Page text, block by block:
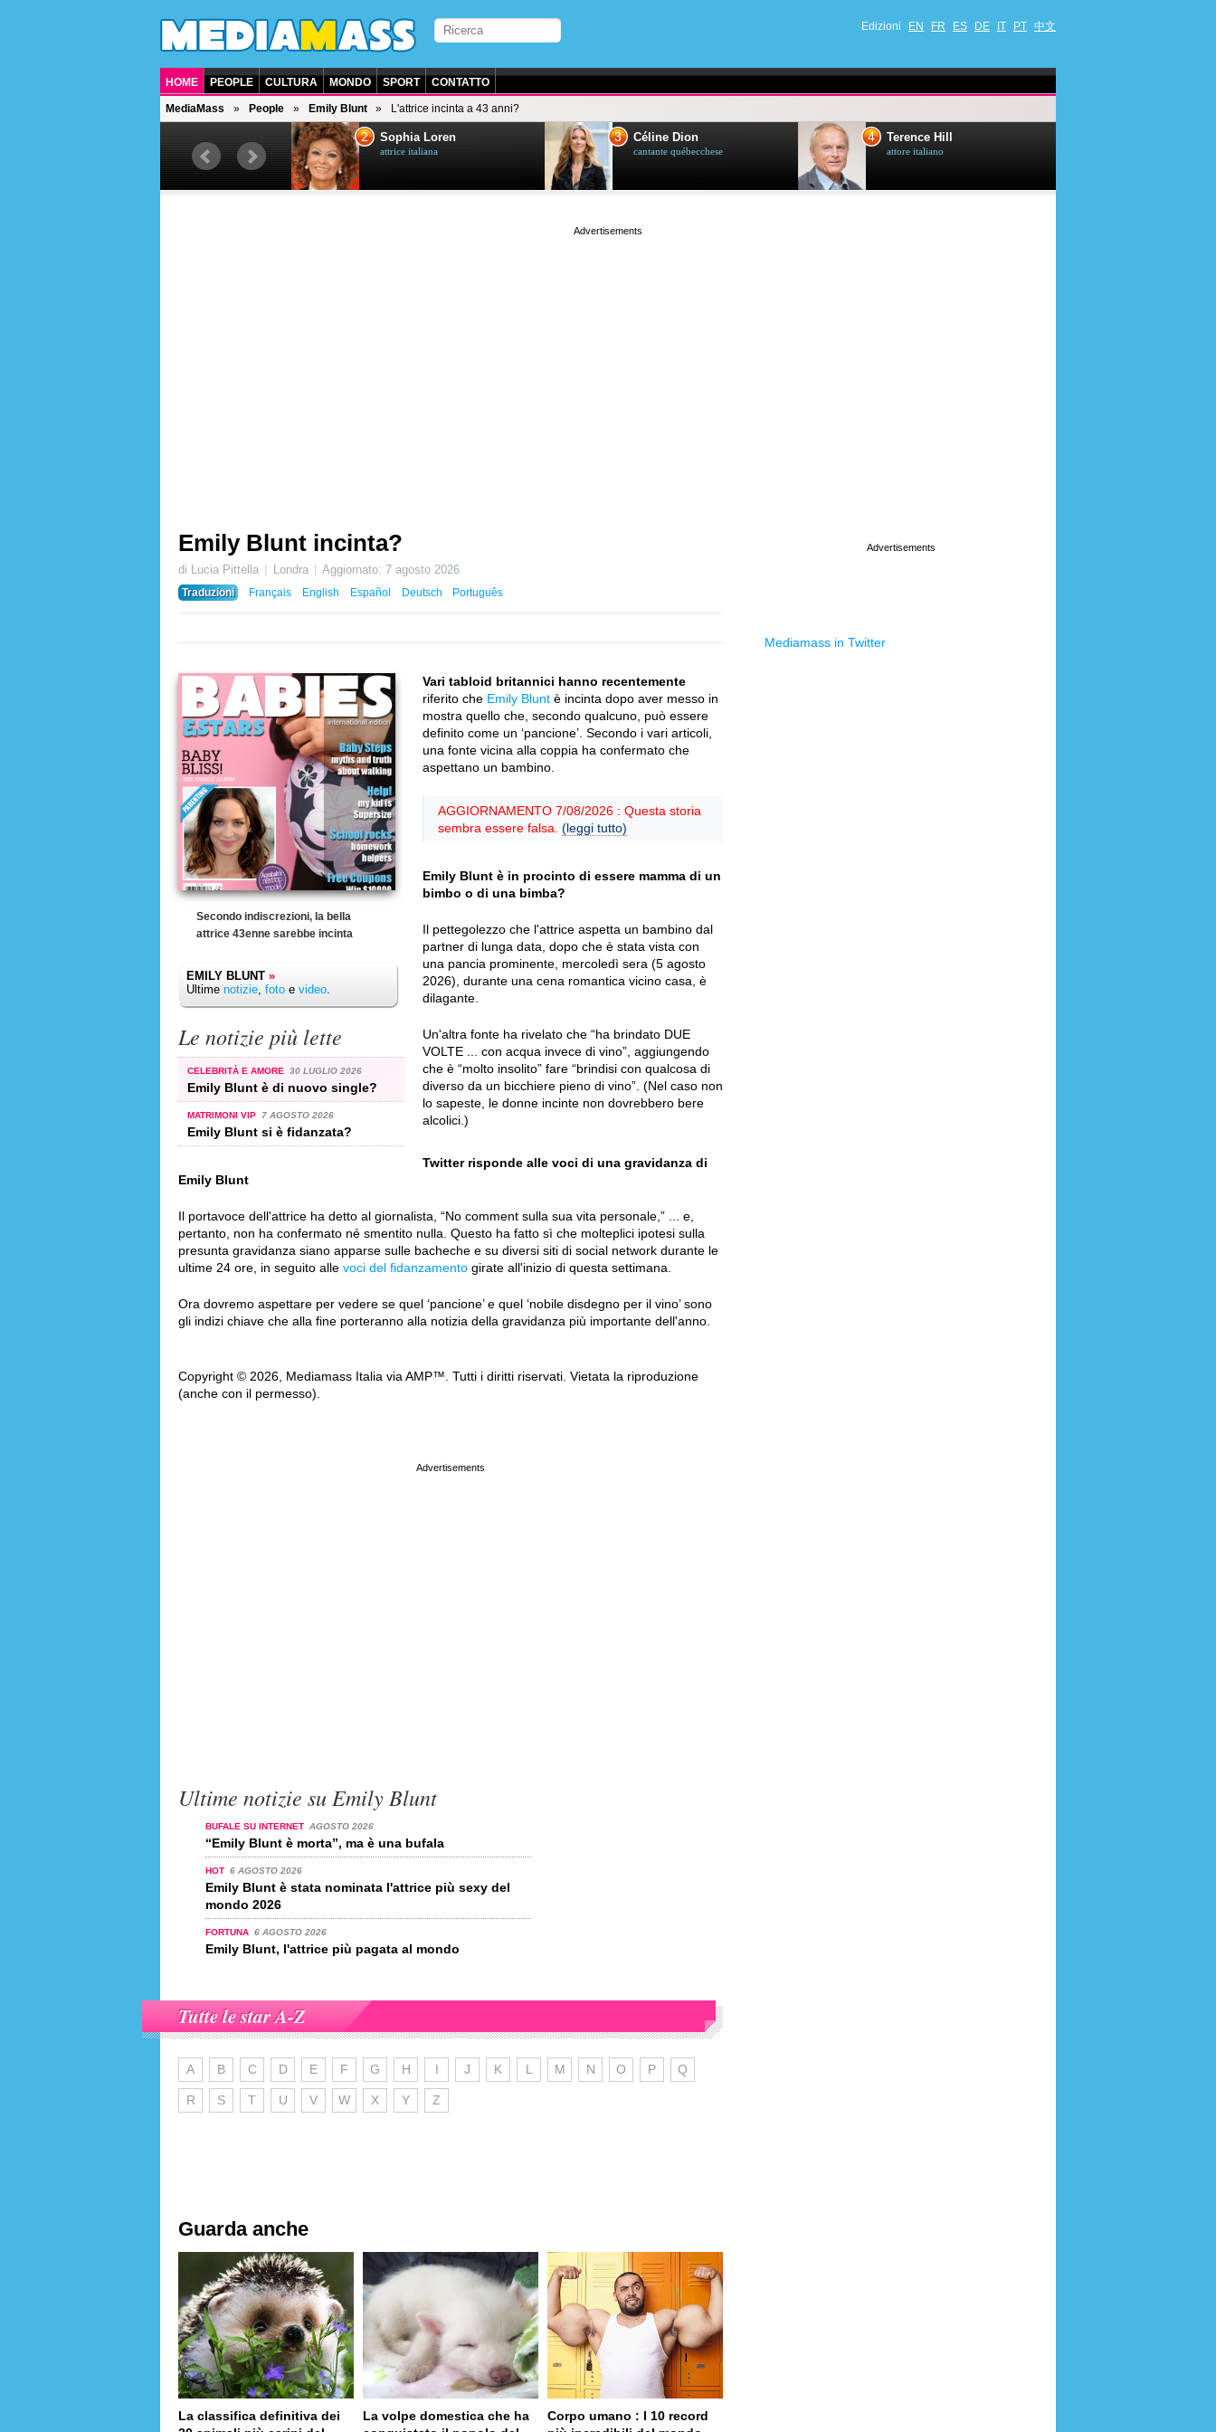
Edizioni EN FR ES DE IT PT 中文
HOME PEOPLE CULTURA MONDO SPORT CONTATTO
MediaMass People Emily Blunt L'attrice incinta a 43 anni?
attore americano
2 Sophia Loren
attrice italiana
3 Céline Dion
cantante québecchese
4 Terence Hill
attore italiano
Emily Blunt incinta?
di Lucia Pittella Londra Aggiornato: 7 agosto 2026
Traduzioni
Français English Español Deutsch Português
Secondo indiscrezioni, la bella
attrice 43enne sarebbe incinta
EMILY BLUNT »
Ultime notizie, foto e video.
Le notizie più lette
CELEBRITÀ E AMORE 30 LUGLIO 2026
Emily Blunt è di nuovo single?
MATRIMONI VIP 7 AGOSTO 2026
Emily Blunt si è fidanzata?
Vari tabloid britannici hanno recentemente
riferito che Emily Blunt è incinta dopo aver messo in
mostra quello che, secondo qualcuno, può essere
definito come un ‘pancione’. Secondo i vari articoli,
una fonte vicina alla coppia ha confermato che
aspettano un bambino.
AGGIORNAMENTO 7/08/2026 : Questa storia
sembra essere falsa. (leggi tutto)
Emily Blunt è in procinto di essere mamma di un
bimbo o di una bimba?
Il pettegolezzo che l'attrice aspetta un bambino dal
partner di lunga data, dopo che è stata vista con
una pancia prominente, mercoledì sera (5 agosto
2026), durante una cena romantica vicino casa, è
dilagante.
Un'altra fonte ha rivelato che “ha brindato DUE
VOLTE ... con acqua invece di vino”, aggiungendo
che è “molto insolito” fare “brindisi con qualcosa di
diverso da un bicchiere pieno di vino”. (Nel caso non
lo sapeste, le donne incinte non dovrebbero bere
alcolici.)
Twitter risponde alle voci di una gravidanza di
Emily Blunt
Il portavoce dell'attrice ha detto al giornalista, “No comment sulla sua vita personale,” ... e,
pertanto, non ha confermato né smentito nulla. Questo ha fatto sì che molteplici ipotesi sulla
presunta gravidanza siano apparse sulle bacheche e su diversi siti di social network durante le
ultime 24 ore, in seguito alle voci del fidanzamento girate all'inizio di questa settimana.
Ora dovremo aspettare per vedere se quel ‘pancione’ e quel ‘nobile disdegno per il vino’ sono
gli indizi chiave che alla fine porteranno alla notizia della gravidanza più importante dell'anno.
Copyright © 2026, Mediamass Italia via AMP™. Tutti i diritti riservati. Vietata la riproduzione
(anche con il permesso).
Ultime notizie su Emily Blunt
BUFALE SU INTERNET AGOSTO 2026
“Emily Blunt è morta”, ma è una bufala
HOT 6 AGOSTO 2026
Emily Blunt è stata nominata l'attrice più sexy del
mondo 2026
FORTUNA 6 AGOSTO 2026
Emily Blunt, l'attrice più pagata al mondo
Tutte le star A-Z
A B C D E F G H I J K L M N O P Q
R S T U V W X Y Z
Guarda anche
La classifica definitiva dei
La volpe domestica che ha
Corpo umano : I 10 record
Mediamass in Twitter